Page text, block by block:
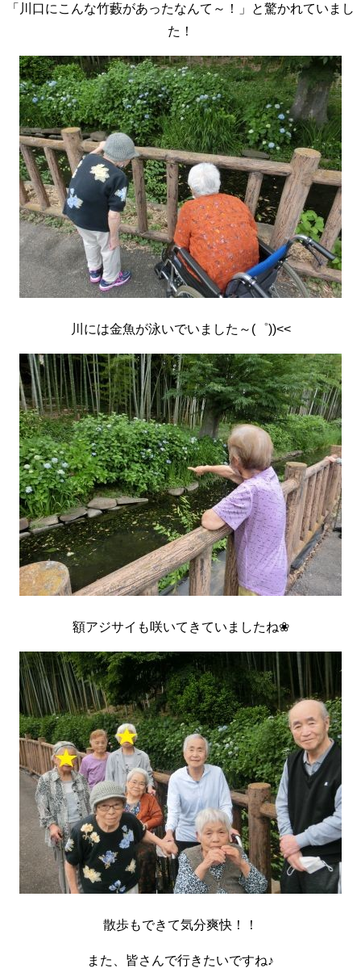
「川口にこんな竹藪があったなんて～！」と驚かれていまし
た！
川には金魚が泳いでいました～(゜))<<
額アジサイも咲いてきていましたね❀
散歩もできて気分爽快！！
また、皆さんで行きたいですね♪